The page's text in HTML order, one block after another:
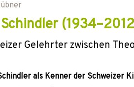
Gelehrter zwischen
als Kenner der Schweizer